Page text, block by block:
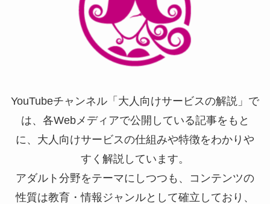
YouTubeチャンネル「大人向けサービスの解説」で
は、各Webメディアで公開している記事をもと
に、大人向けサービスの仕組みや特徴をわかりや
すく解説しています。
アダルト分野をテーマにしつつも、コンテンツの
性質は教育・情報ジャンルとして確立しており、